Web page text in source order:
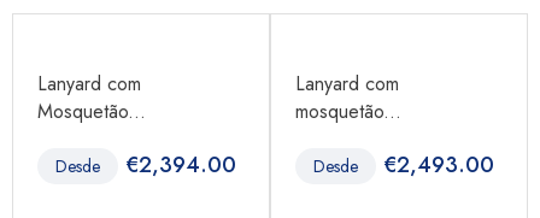
Lanyard com
Mosquetão...
Desde €2,394.00
Lanyard com
mosquetão...
Desde €2,493.00